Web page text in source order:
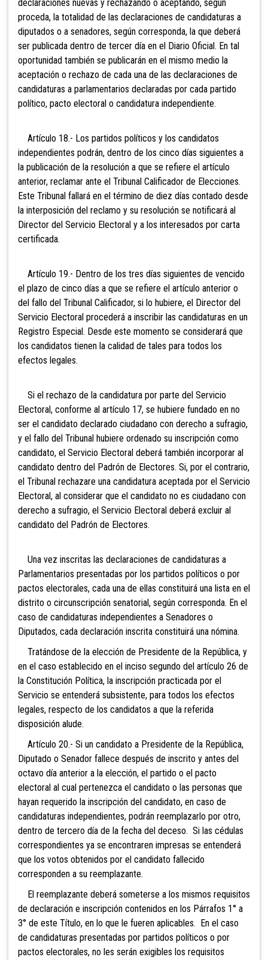
declaraciones nuevas y rechazando o aceptando, según
proceda, la totalidad de las declaraciones de candidaturas a
diputados o a senadores, según corresponda, la que deberá
ser publicada dentro de tercer día en el Diario Oficial. En tal
oportunidad también se publicarán en el mismo medio la
aceptación o rechazo de cada una de las declaraciones de
candidaturas a parlamentarios declaradas por cada partido
político, pacto electoral o candidatura independiente.
Artículo 18.- Los partidos políticos y los candidatos
independientes podrán, dentro de los cinco días siguientes a
la publicación de la resolución a que se refiere el artículo
anterior, reclamar ante el Tribunal Calificador de Elecciones.
Este Tribunal fallará en el término de diez días contado desde
la interposición del reclamo y su resolución se notificará al
Director del Servicio Electoral y a los interesados por carta
certificada.
Artículo 19.- Dentro de los tres días siguientes de vencido
el plazo de cinco días a que se refiere el artículo anterior o
del fallo del Tribunal Calificador, si lo hubiere, el Director del
Servicio Electoral procederá a inscribir las candidaturas en un
Registro Especial. Desde este momento se considerará que
los candidatos tienen la calidad de tales para todos los
efectos legales.
Si el rechazo de la candidatura por parte del Servicio
Electoral, conforme al artículo 17, se hubiere fundado en no
ser el candidato declarado ciudadano con derecho a sufragio,
y el fallo del Tribunal hubiere ordenado su inscripción como
candidato, el Servicio Electoral deberá también incorporar al
candidato dentro del Padrón de Electores. Si, por el contrario,
el Tribunal rechazare una candidatura aceptada por el Servicio
Electoral, al considerar que el candidato no es ciudadano con
derecho a sufragio, el Servicio Electoral deberá excluir al
candidato del Padrón de Electores.
Una vez inscritas las declaraciones de candidaturas a
Parlamentarios presentadas por los partidos políticos o por
pactos electorales, cada una de ellas constituirá una lista en el
distrito o circunscripción senatorial, según corresponda. En el
caso de candidaturas independientes a Senadores o
Diputados, cada declaración inscrita constituirá una nómina.
Tratándose de la elección de Presidente de la República, y
en el caso establecido en el inciso segundo del artículo 26 de
la Constitución Política, la inscripción practicada por el
Servicio se entenderá subsistente, para todos los efectos
legales, respecto de los candidatos a que la referida
disposición alude.
Artículo 20.- Si un candidato a Presidente de la República,
Diputado o Senador fallece después de inscrito y antes del
octavo día anterior a la elección, el partido o el pacto
electoral al cual pertenezca el candidato o las personas que
hayan requerido la inscripción del candidato, en caso de
candidaturas independientes, podrán reemplazarlo por otro,
dentro de tercero día de la fecha del deceso. Si las cédulas
correspondientes ya se encontraren impresas se entenderá
que los votos obtenidos por el candidato fallecido
corresponden a su reemplazante.
El reemplazante deberá someterse a los mismos requisitos
de declaración e inscripción contenidos en los Párrafos 1° a
3° de este Título, en lo que le fueren aplicables. En el caso
de candidaturas presentadas por partidos políticos o por
pactos electorales, no les serán exigibles los requisitos